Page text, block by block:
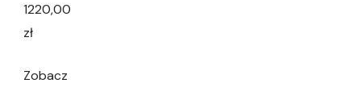
1220,00
zł
Zobacz